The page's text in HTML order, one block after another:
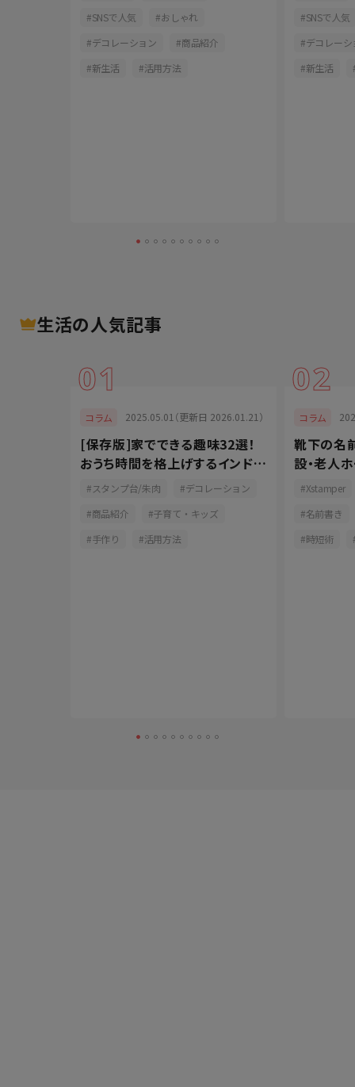
SNSで人気
おしゃれ
デコレーション
商品紹介
新生活
活用方法
SNSで人気
デコレーシ
新生活
生活の人気記事
01
コラム 2025.05.01（更新日 2026.01.21）
[保存版]家でできる趣味32選！
おうち時間を格上げするインドア
派スタンプ台/朱肉
デコレーション
商品紹介
子育て・キッズ
手作り
活用方法
02
コラム
靴下の名
設・老人
ると便利
Xstamper
名前書き
時短術